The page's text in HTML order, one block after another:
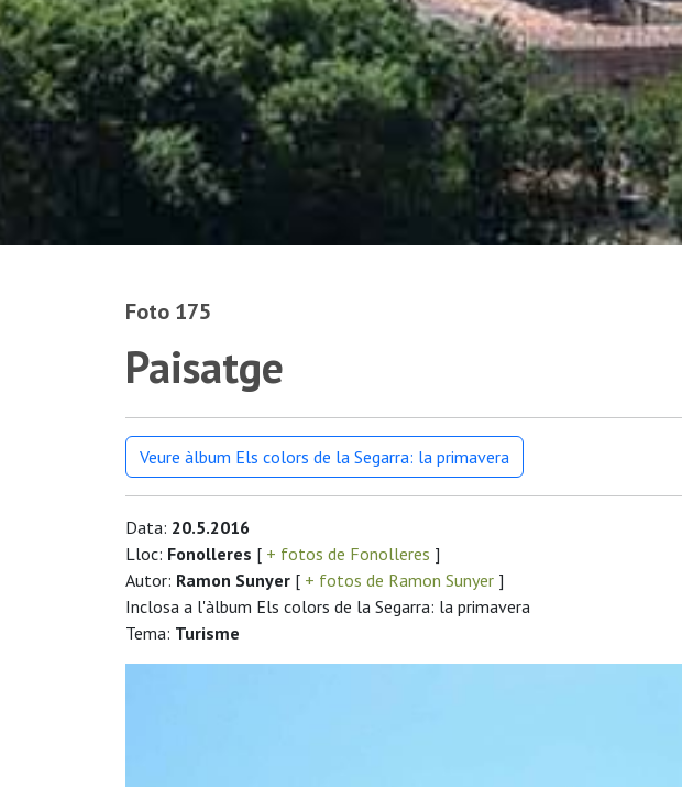
Foto 175
Paisatge
Veure àlbum Els colors de la Segarra: la primavera
Data: 20.5.2016
Lloc: Fonolleres [ + fotos de Fonolleres ]
Autor: Ramon Sunyer [ + fotos de Ramon Sunyer ]
Inclosa a l'àlbum Els colors de la Segarra: la primavera
Tema: Turisme